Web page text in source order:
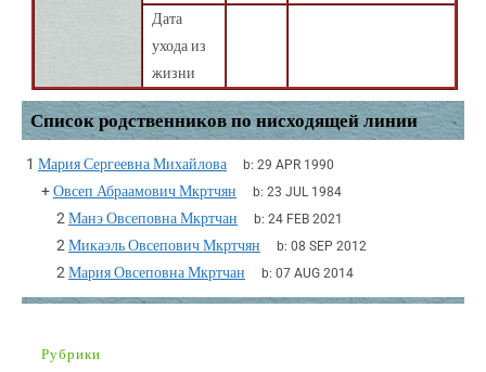
Дата
ухода из
жизни
Список родственников по нисходящей линии
1 Мария Сергеевна Михайлова b: 29 APR 1990
+Овсеп Абраамович Мкртчян b: 23 JUL 1984
2 Манэ Овсеповна Мкртчан b: 24 FEB 2021
2 Микаэль Овсепович Мкртчян b: 08 SEP 2012
2 Мария Овсеповна Мкртчан b: 07 AUG 2014
Рубрики